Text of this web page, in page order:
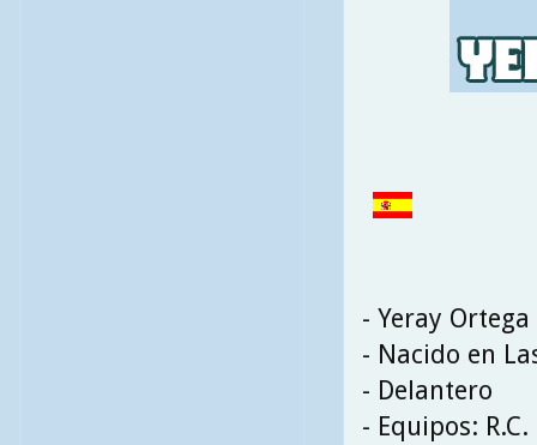
- Yeray
- Nacido en
- Delantero
- Equipos: